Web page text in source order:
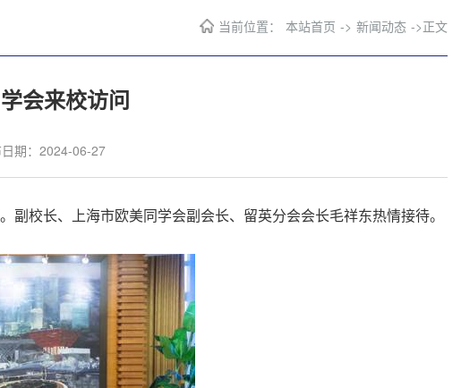
当前位置： 本站首页 -> 新闻动态 ->正文
会来校访问
期：2024-06-27
副校长、上海市欧美同学会副会长、留英分会会长毛祥东热情接待。